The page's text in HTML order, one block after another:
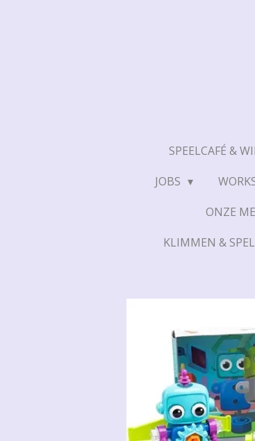
SPEELCAFÉ &
JOBS
ONZE
KLIMMEN &